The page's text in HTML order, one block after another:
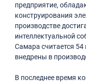
предприятие,
конструирования
производстве
интеллектуальной
Самара считается 54
внедрены в
В последнее время